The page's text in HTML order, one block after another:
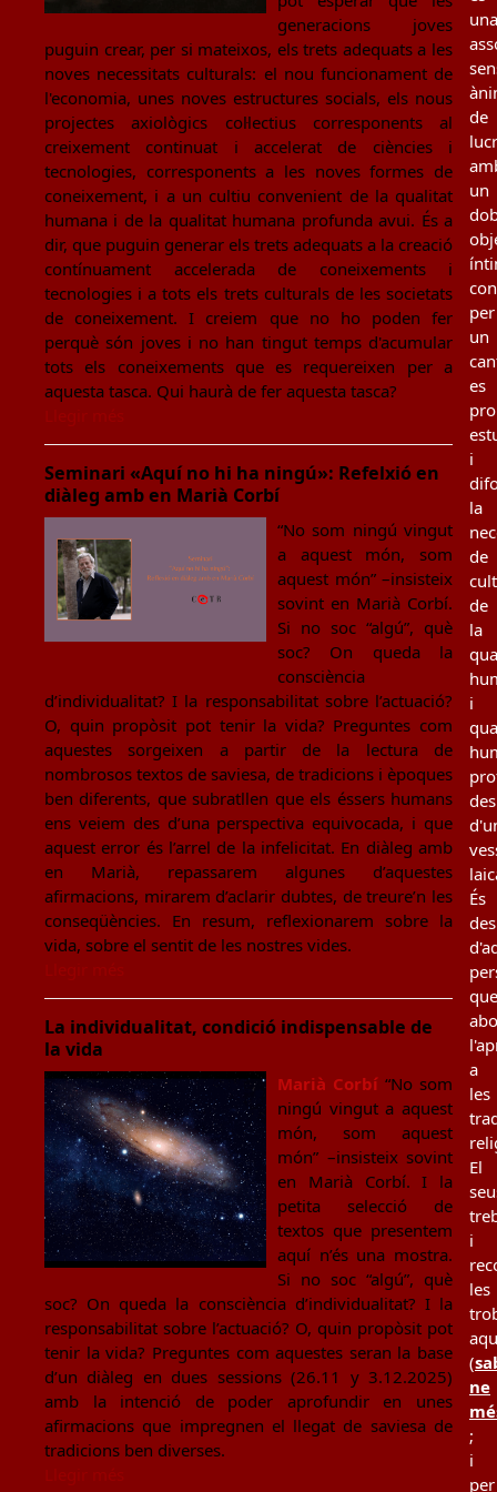
generacions joves
puguin crear, per si mateixos, els trets adequats a les
noves necessitats culturals: el nou funcionament de
l'economia, unes noves estructures socials, els nous
projectes axiològics col·lectius corresponents al
creixement continuat i accelerat de ciències i
tecnologies, corresponents a les noves formes de
coneixement, i a un cultiu convenient de la qualitat
humana i de la qualitat humana profunda avui. És a
dir, que puguin generar els trets adequats a la creació
contínuament accelerada de coneixements i
tecnologies i a tots els trets culturals de les societats
de coneixement. I creiem que no ho poden fer
perquè són joves i no han tingut temps d'acumular
tots els coneixements que es requereixen per a
aquesta tasca. Qui haurà de fer aquesta tasca?
Seminari «Aquí no hi ha ningú»: Refelxió en
diàleg amb en Marià Corbí
“No som ningú vingut
a aquest món, som
aquest món” –insisteix
sovint en Marià Corbí.
Si no soc “algú”, què
soc? On queda la
consciència
d’individualitat? I la responsabilitat sobre l’actuació?
O, quin propòsit pot tenir la vida? Preguntes com
aquestes sorgeixen a partir de la lectura de
nombrosos textos de saviesa, de tradicions i èpoques
ben diferents, que subratllen que els éssers humans
ens veiem des d’una perspectiva equivocada, i que
aquest error és l’arrel de la infelicitat. En diàleg amb
en Marià, repassarem algunes d’aquestes
afirmacions, mirarem d’aclarir dubtes, de treure’n les
conseqüències. En resum, reflexionarem sobre la
vida, sobre el sentit de les nostres vides.
La individualitat, condició indispensable de
la vida
Marià Corbí “No som
ningú vingut a aquest
món, som aquest
món” –insisteix sovint
en Marià Corbí. I la
petita selecció de
textos que presentem
aquí n’és una mostra.
Si no soc “algú”, què
soc? On queda la consciència d’individualitat? I la
responsabilitat sobre l’actuació? O, quin propòsit pot
tenir la vida? Preguntes com aquestes seran la base
d’un diàleg en dues sessions (26.11 y 3.12.2025)
amb la intenció de poder aprofundir en unes
afirmacions que impregnen el llegat de saviesa de
tradicions ben diverses.
una
de
un
per
un
es
i
la
de
de
la
i
des
És
des
que
a
les
El
i
les
(
ne
;
i
per